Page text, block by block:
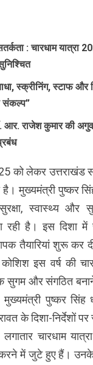
: चारधाम यात्रा
स्क्रीनिंग, स्टाफ और
संकल्प”
राजेश कुमार की
को लेकर उत्तराखंड
मुख्यमंत्री पुष्कर
सुरक्षा, स्वास्थ्य और
रही है। इस दिशा में
तैयारियां शुरू कर
कोशिश इस वर्ष की
सुगम और संगठित
मुख्यमंत्री पुष्कर सिंह
के दिशा-निर्देशों
चारधाम यात्रा
में जुटे हुए हैं।